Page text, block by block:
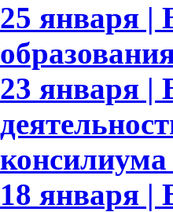
25 января |
23 января |
консилиума
18 января |